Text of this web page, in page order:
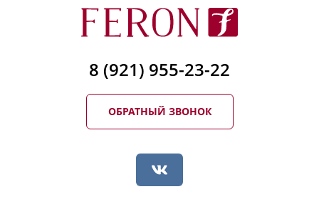
8 (921) 955-23-22
ОБРАТНЫЙ ЗВОНОК